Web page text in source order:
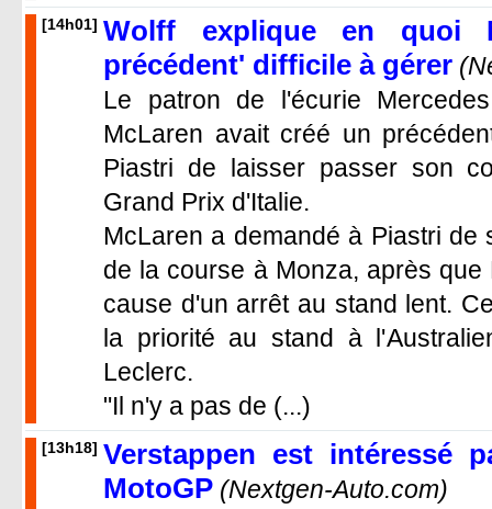
[14h01] Wolff explique en quoi
précédent' difficile à gérer
Le patron de l'écurie
McLaren avait créé un
Piastri de laisser passer son
Grand Prix d'Italie.
McLaren a demandé à Piastri
de la course à Monza, après
cause d'un arrêt au stand lent.
la priorité au stand à
Leclerc.
"Il n'y a pas de (...)
[13h18] Verstappen est intéressé
MotoGP (Nextgen-Auto.com)